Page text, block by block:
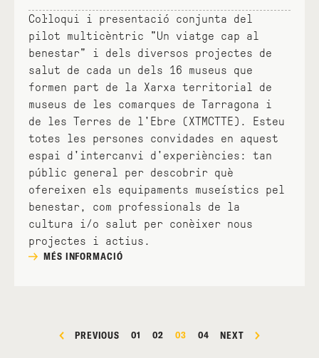
Col·loqui i presentació conjunta del
pilot multicèntric "Un viatge cap al
benestar" i dels diversos projectes de
salut de cada un dels 16 museus que
formen part de la Xarxa territorial de
museus de les comarques de Tarragona i
de les Terres de l'Ebre (XTMCTTE). Esteu
totes les persones convidades en aquest
espai d'intercanvi d'experiències: tan
públic general per descobrir què
ofereixen els equipaments museístics pel
benestar, com professionals de la
cultura i/o salut per conèixer nous
projectes i actius.
MÉS INFORMACIÓ
PREVIOUS 01 02 03 04 NEXT